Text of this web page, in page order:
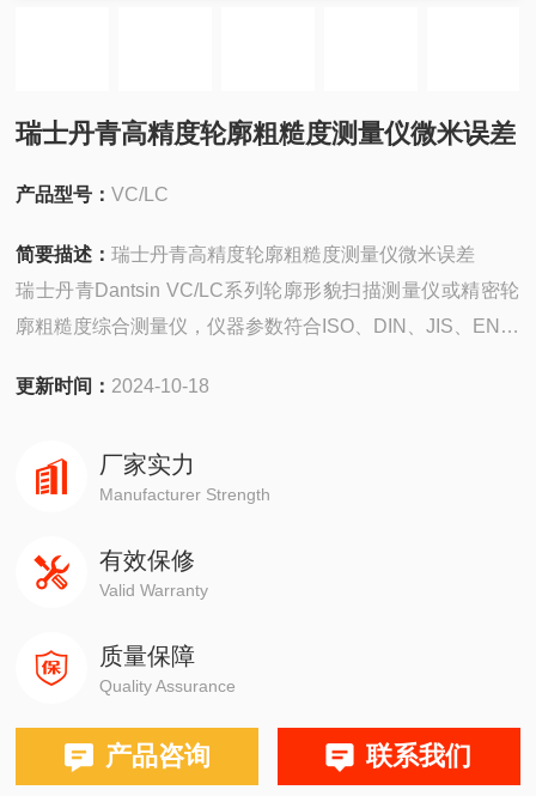
瑞士丹青高精度轮廓粗糙度测量仪微米误差
产品型号：VC/LC
简要描述：瑞士丹青高精度轮廓粗糙度测量仪微米误差
瑞士丹青Dantsin VC/LC系列轮廓形貌扫描测量仪或精密轮
廓粗糙度综合测量仪，仪器参数符合ISO、DIN、JIS、EN等
尺，选配上下双向测针，Y轴自动工作台。同时可测量回转
等。
更新时间： 2024-10-18
厂家实力
Manufacturer Strength
有效保修
Valid Warranty
质量保障
Quality Assurance
产品咨询 联系我们